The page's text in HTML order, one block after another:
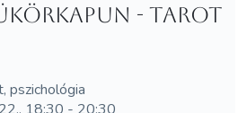
- Tarot
pszichológia